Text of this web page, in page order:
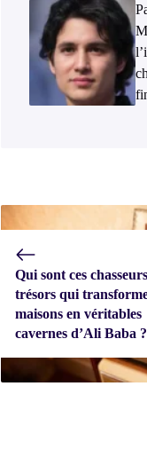
Qui sont ces
trésors qui
maisons en véritables
cavernes d’Ali Baba ?